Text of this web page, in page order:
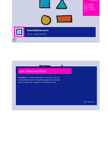
Kunst heeft een vorm
Les 3 - Kunst & Vorm
Een les van Randy
Markx (Creative
Business-Student) in
opdracht van Beeld &
Geluid.
Les 3: Kunst & Vorm
Leerdoel
: Je kan nadenken over de vorm (in
verhouding met het materiaalgebruik) en wat
hij/zij ermee wil zeggen en/of laten zien.
Beeld: Publiek Domein